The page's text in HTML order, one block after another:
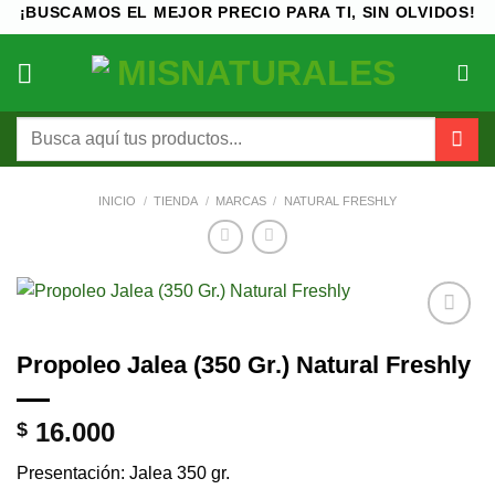
Saltar
al
contenido
¡BUSCAMOS EL MEJOR PRECIO PARA TI, SIN OLVIDOS!
Buscar
INICIO / TIENDA / MARCAS / NATURAL FRESHLY
a la
Propoleo Jalea (350 Gr.) Natural Freshly
$ 16.000
Presentación: Jalea 350 gr.